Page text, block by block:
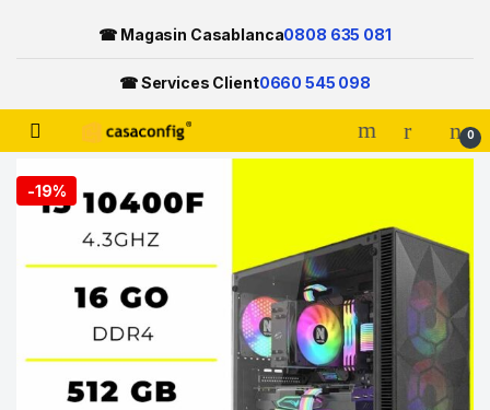
☎ Magasin Casablanca0808 635 081
☎ Services Client0660 545 098
Open 0
-19%